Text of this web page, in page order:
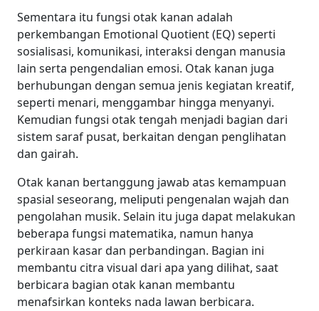
Sementara itu fungsi otak kanan adalah
perkembangan Emotional Quotient (EQ) seperti
sosialisasi, komunikasi, interaksi dengan manusia
lain serta pengendalian emosi. Otak kanan juga
berhubungan dengan semua jenis kegiatan kreatif,
seperti menari, menggambar hingga menyanyi.
Kemudian fungsi otak tengah menjadi bagian dari
sistem saraf pusat, berkaitan dengan penglihatan
dan gairah.
Otak kanan bertanggung jawab atas kemampuan
spasial seseorang, meliputi pengenalan wajah dan
pengolahan musik. Selain itu juga dapat melakukan
beberapa fungsi matematika, namun hanya
perkiraan kasar dan perbandingan. Bagian ini
membantu citra visual dari apa yang dilihat, saat
berbicara bagian otak kanan membantu
menafsirkan konteks nada lawan berbicara.